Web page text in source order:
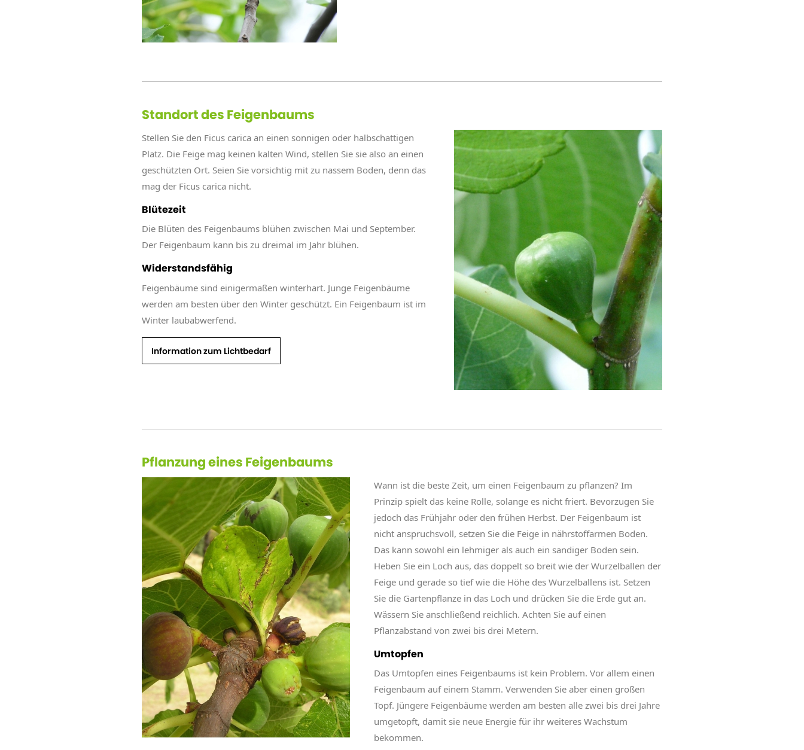
Standort des Feigenbaums
Stellen Sie den Ficus carica an einen sonnigen oder halbschattigen
Platz. Die Feige mag keinen kalten Wind, stellen Sie sie also an einen
geschützten Ort. Seien Sie vorsichtig mit zu nassem Boden, denn das
mag der Ficus carica nicht.
Blütezeit
Die Blüten des Feigenbaums blühen zwischen Mai und September.
Der Feigenbaum kann bis zu dreimal im Jahr blühen.
Widerstandsfähig
Feigenbäume sind einigermaßen winterhart. Junge Feigenbäume
werden am besten über den Winter geschützt. Ein Feigenbaum ist im
Winter laubabwerfend.
Information zum Lichtbedarf
Pflanzung eines Feigenbaums
Wann ist die beste Zeit, um einen Feigenbaum zu pflanzen? Im
Prinzip spielt das keine Rolle, solange es nicht friert. Bevorzugen Sie
jedoch das Frühjahr oder den frühen Herbst. Der Feigenbaum ist
nicht anspruchsvoll, setzen Sie die Feige in nährstoffarmen Boden.
Das kann sowohl ein lehmiger als auch ein sandiger Boden sein.
Heben Sie ein Loch aus, das doppelt so breit wie der Wurzelballen der
Feige und gerade so tief wie die Höhe des Wurzelballens ist. Setzen
Sie die Gartenpflanze in das Loch und drücken Sie die Erde gut an.
Wässern Sie anschließend reichlich. Achten Sie auf einen
Pflanzabstand von zwei bis drei Metern.
Umtopfen
Das Umtopfen eines Feigenbaums ist kein Problem. Vor allem einen
Feigenbaum auf einem Stamm. Verwenden Sie aber einen großen
Topf. Jüngere Feigenbäume werden am besten alle zwei bis drei Jahre
umgetopft, damit sie neue Energie für ihr weiteres Wachstum
bekommen.